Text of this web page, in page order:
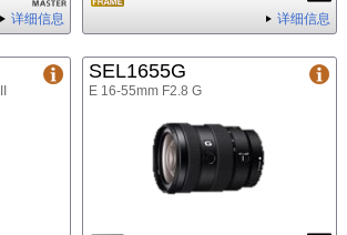
详细信息 详细信息
SEL1655G
E 16-55mm F2.8 G